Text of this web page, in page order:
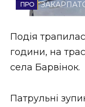
Втрачений
Втрачений
Подія
години, на
села Барвінок.
Патрульні